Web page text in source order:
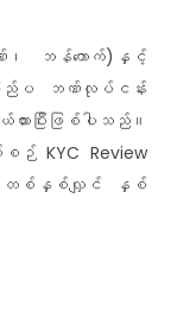
၊ ဘန်ကောက်)နှင့်
ည်ပ ဘဏ်လုပ်ငန်း
ပြီးဖြစ်ပါသည်။
ဉ် KYC Review
တွက် တစ်နှစ်လျှင် နှစ်